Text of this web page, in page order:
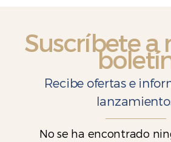
Suscríbete a
Recibe ofertas e
No se ha encontrado